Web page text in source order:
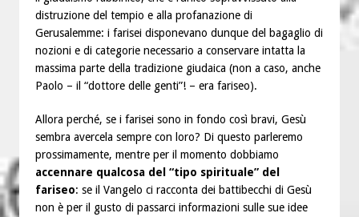
distruzione del tempio e alla profanazione di
Gerusalemme: i farisei disponevano dunque del bagaglio di
nozioni e di categorie necessario a conservare intatta la
massima parte della tradizione giudaica (non a caso, anche
Paolo – il “dottore delle genti”! – era fariseo).
Allora perché, se i farisei sono in fondo così bravi, Gesù
sembra avercela sempre con loro? Di questo parleremo
prossimamente, mentre per il momento dobbiamo
accennare qualcosa del “tipo spirituale” del
fariseo: se il Vangelo ci racconta dei battibecchi di Gesù
non è per il gusto di passarci informazioni sulle sue idee